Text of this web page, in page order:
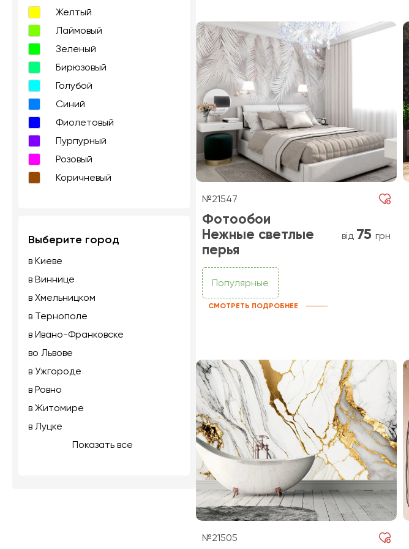
Желтый
Лаймовый
Зеленый
Бирюзовый
Голубой
Синий
Фиолетовый
Пурпурный
Розовый
Коричневый
Выберите город
в Киеве
в Виннице
в Хмельницком
в Тернополе
в Ивано-Франковске
во Львове
в Ужгороде
в Ровно
в Житомире
в Луцке
Показать все
№21547
Фотообои
Нежные светлые
перья
від 75 грн
Популярные
СМОТРЕТЬ ПОДРОБНЕЕ
№21505